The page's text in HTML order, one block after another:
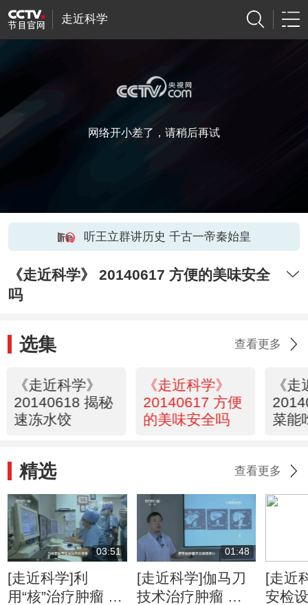
走近科学
网络开小差了，请稍后再试
听王立群讲历史 千古一帝秦始皇
《走近科学》 20140617 方便的美味安全
吗
选集 查看更多
《走近科学》
20140618 揭秘
速冻水饺
《走近科学》
20140617 方便
的美味安全吗
《
菜能
精选 查看更多
03:51
[走近科学]利
用“核”治疗肿瘤 是
01:48
[走近科学]伽马刀
技术治疗肿瘤 精
[走近
安检